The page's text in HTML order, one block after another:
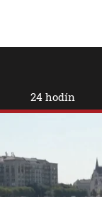
24 hodín